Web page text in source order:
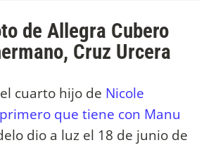
de Allegra Cubero
Cruz Urcera
cuarto hijo de Nicole
que tiene con Manu
dio a luz el 18 de junio de